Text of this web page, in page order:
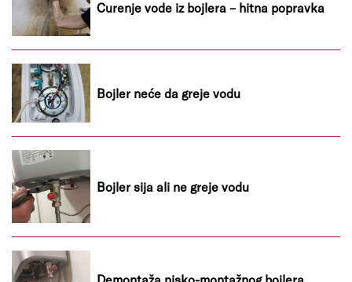
Curenje vode iz bojlera – hitna popravka
Bojler neće da greje vodu
Bojler sija ali ne greje vodu